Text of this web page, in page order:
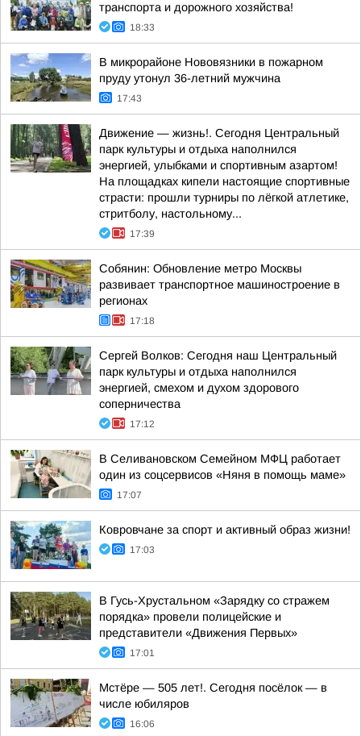
транспорта и дорожного хозяйства!
18:33
В микрорайоне Нововязники в пожарном
пруду утонул 36-летний мужчина
17:43
Движение — жизнь!. Сегодня Центральный
парк культуры и отдыха наполнился
энергией, улыбками и спортивным азартом!
На площадках кипели настоящие спортивные
страсти: прошли турниры по лёгкой атлетике,
стритболу, настольному...
17:39
Собянин: Обновление метро Москвы
развивает транспортное машиностроение в
регионах
17:18
Сергей Волков: Сегодня наш Центральный
парк культуры и отдыха наполнился
энергией, смехом и духом здорового
соперничества
17:12
В Селивановском Семейном МФЦ работает
один из соцсервисов «Няня в помощь маме»
17:07
Ковровчане за спорт и активный образ жизни!
17:03
В Гусь-Хрустальном «Зарядку со стражем
порядка» провели полицейские и
представители «Движения Первых»
17:01
Мстёре — 505 лет!. Сегодня посёлок — в
числе юбиляров
16:06